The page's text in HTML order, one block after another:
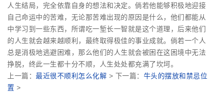
人生结局，完全依靠自身的想法和决定。倘若他能够积极地迎接
自己命运中的苦难，无论那苦难出现的原因是什么，他们都能从
中学习到一些东西，所谓吃一堑长一智就是这个道理，后来他们
的人生就会越来越顺利，最终取得极佳的事业成就。倘若一个人
总是消极地逃避困难，那么他们的人生就会被困在这困境中无法
挣脱，终此一生都十分不顺，人生处处都充满了坎坷。
上一篇： 最近很不顺利怎么化解 > 下一篇： 牛头的摆放和禁忌位
置 >